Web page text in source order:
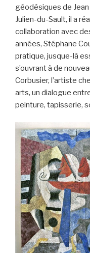
géodésiques de
Julien-du-Sault, il a
collaboration avec
années, Stéphane
pratique, jusque-là
s’ouvrant à de
Corbusier, l’artiste
arts, un dialogue
peinture, tapisserie,